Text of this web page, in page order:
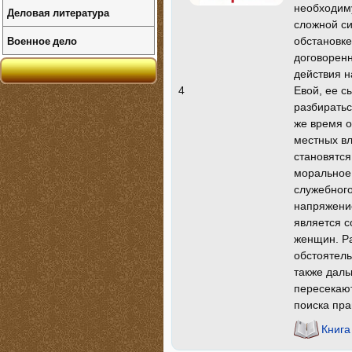
4
сложной
действия
Евой, ее
же время
местных
является
женщин.
также
поиска
Деловая литература
Военное дело